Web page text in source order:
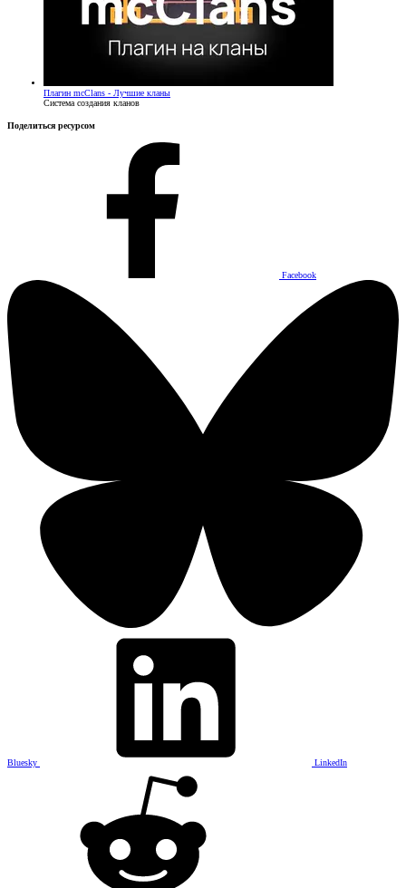
Плагин mcClans - Лучшие кланы
Система создания кланов
Поделиться ресурсом
Facebook
Bluesky LinkedIn